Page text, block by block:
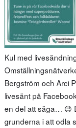
Kul med
Bergström och Arci
livesänt på
en del att säga… 😉
grunderna i att odla